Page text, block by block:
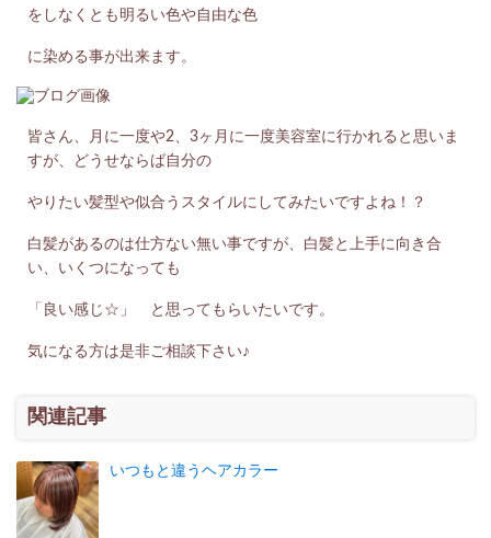
をしなくとも明るい色や自由な色
に染める事が出来ます。
皆さん、月に一度や2、3ヶ月に一度美容室に行かれると思いま
すが、どうせならば自分の
やりたい髪型や似合うスタイルにしてみたいですよね！？
白髪があるのは仕方ない無い事ですが、白髪と上手に向き合
い、いくつになっても
「良い感じ☆」 と思ってもらいたいです。
気になる方は是非ご相談下さい♪
関連記事
いつもと違うヘアカラー